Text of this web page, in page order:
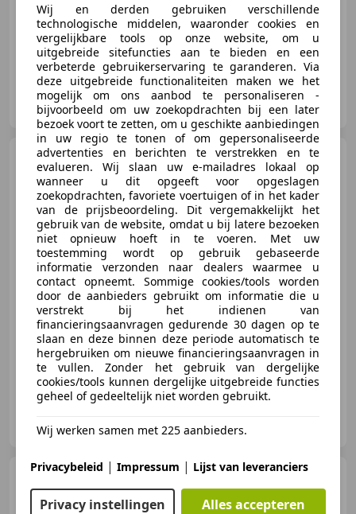
Sinds 1968 sterk in elk merk, 3 generaties lang!
Autogroothandel Beer van Susteren
NL-6031 RK NEDERWEERT
Toyota Yaris1.0 VVT-i Sol!
Airco l Elek pakket l MTF-stuur! NI
€ 1.490
06/2004 234.330 km Benzine
48 kW (65 PK)
Sinds 1968 sterk in elk merk, 3 generaties lang!
NL-6031 RK NEDERWEERT
Fiat Panda
AUTOMAAT HOGE INSTAP! NL
AUTO KMST NAP
Wij en derden gebruiken verschillende
technologische middelen, waaronder cookies en
vergelijkbare tools op onze website, om u
uitgebreide sitefuncties aan te bieden en een
verbeterde gebruikerservaring te garanderen. Via
deze uitgebreide functionaliteiten maken we het
mogelijk om ons aanbod te personaliseren -
bijvoorbeeld om uw zoekopdrachten bij een later
bezoek voort te zetten, om u geschikte aanbiedingen
in uw regio te tonen of om gepersonaliseerde
advertenties en berichten te verstrekken en te
evalueren. Wij slaan uw e-mailadres lokaal op
wanneer u dit opgeeft voor opgeslagen
zoekopdrachten, favoriete voertuigen of in het kader
van de prijsbeoordeling. Dit vergemakkelijkt het
gebruik van de website, omdat u bij latere bezoeken
niet opnieuw hoeft in te voeren. Met uw
toestemming wordt op gebruik gebaseerde
informatie verzonden naar dealers waarmee u
contact opneemt. Sommige cookies/tools worden
door de aanbieders gebruikt om informatie die u
verstrekt bij het indienen van
financieringsaanvragen gedurende 30 dagen op te
slaan en deze binnen deze periode automatisch te
hergebruiken om nieuwe financieringsaanvragen in
te vullen. Zonder het gebruik van dergelijke
cookies/tools kunnen dergelijke uitgebreide functies
geheel of gedeeltelijk niet worden gebruikt.
Wij werken samen met 225 aanbieders.
Privacybeleid | Impressum | Lijst van leveranciers
Privacy instellingen Alles accepteren